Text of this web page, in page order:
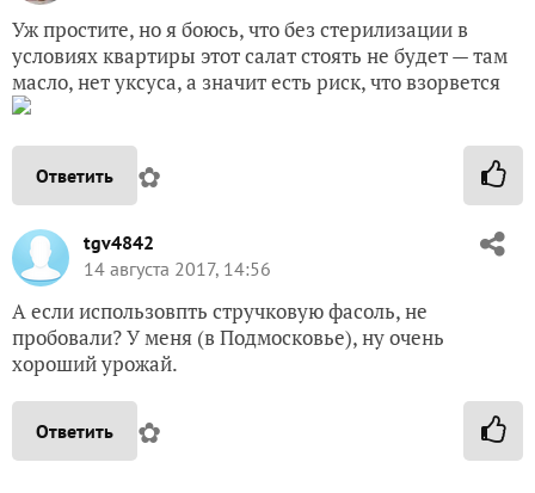
Уж простите, но я боюсь, что без стерилизации в
условиях квартиры этот салат стоять не будет — там
масло, нет уксуса, а значит есть риск, что взорвется
Ответить ✿
tgv4842
14 августа 2017, 14:56
А если использовпть стручковую фасоль, не
пробовали? У меня (в Подмосковье), ну очень
хороший урожай.
Ответить ✿